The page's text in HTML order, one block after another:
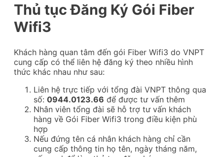
Thủ tục Đăng Ký Gói Fiber
Wifi3
Khách hàng quan tâm đến gói Fiber Wifi3 do VNPT
cung cấp có thể liên hệ đăng ký theo nhiều hình
thức khác nhau như sau:
Liên hệ trực tiếp với tổng đài VNPT thông qua
số: 0944.0123.66 để được tư vấn thêm
Nhân viên tổng đài sẽ hỗ trợ tư vấn khách
hàng về Gói Fiber Wifi3 trong điều kiện phù
hợp
Nếu đứng tên cá nhân khách hàng chỉ cần
cung cấp thông tin họ tên, ngày tháng năm,